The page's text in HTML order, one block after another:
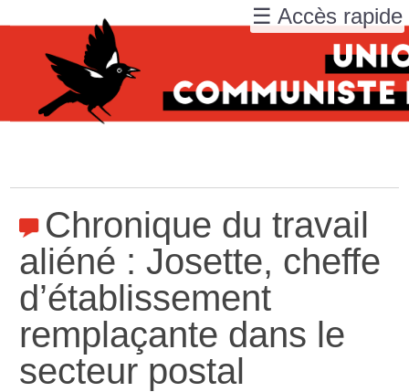
Chronique du travail
aliéné : Josette, cheffe
d’établissement
remplaçante dans le
secteur postal
☰ Accès rapide